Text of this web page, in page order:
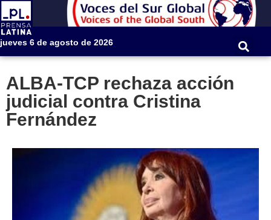
jueves 6 de agosto de 2026
ALBA-TCP rechaza acción
judicial contra Cristina
Fernández